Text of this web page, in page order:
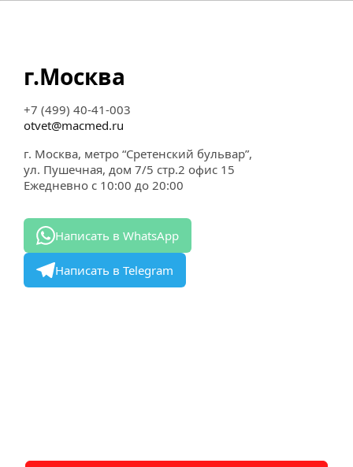
г.Москва
+7 (499) 40-41-003
otvet@macmed.ru
г. Москва, метро “Сретенский бульвар”,
ул. Пушечная, дом 7/5 стр.2 офис 15
Ежедневно с 10:00 до 20:00
Написать в WhatsApp
Написать в Telegram